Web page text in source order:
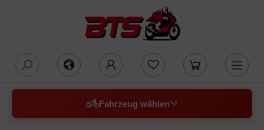
Fahrzeug wählen